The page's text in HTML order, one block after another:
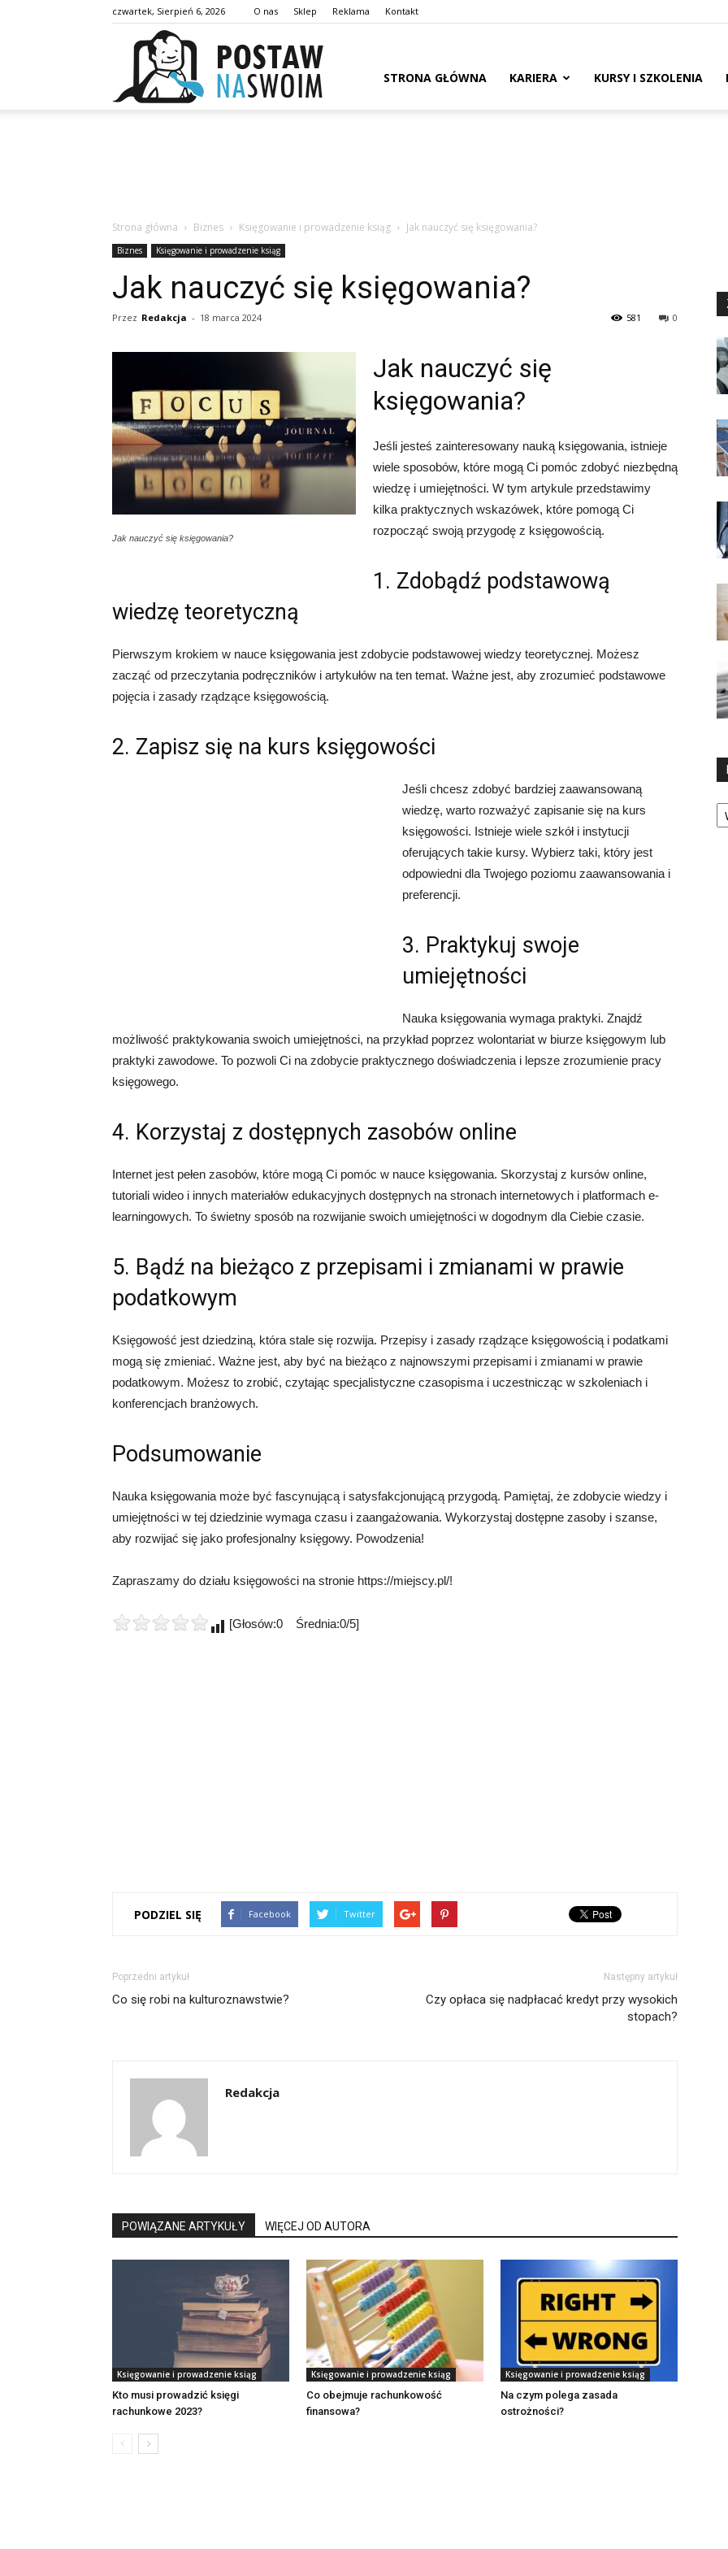
czwartek, Sierpień 6, 2026 O nas Sklep Reklama Kontakt
STRONA GŁÓWNA KARIERA KURSY I SZKOLENIA
Strona główna Biznes Księgowanie i prowadzenie ksiąg Jak nauczyć się księgowania?
Biznes Księgowanie i prowadzenie ksiąg
Jak nauczyć się księgowania?
Przez Redakcja - 18 marca 2024 0
581
Jak nauczyć się księgowania?
Jak nauczyć się
księgowania?
Jeśli jesteś zainteresowany nauką księgowania, istnieje
wiele sposobów, które mogą Ci pomóc zdobyć niezbędną
wiedzę i umiejętności. W tym artykule przedstawimy
kilka praktycznych wskazówek, które pomogą Ci
rozpocząć swoją przygodę z księgowością.
1. Zdobądź podstawową
wiedzę teoretyczną
Pierwszym krokiem w nauce księgowania jest zdobycie podstawowej wiedzy teoretycznej. Możesz
zacząć od przeczytania podręczników i artykułów na ten temat. Ważne jest, aby zrozumieć podstawowe
pojęcia i zasady rządzące księgowością.
2. Zapisz się na kurs księgowości
Jeśli chcesz zdobyć bardziej zaawansowaną
wiedzę, warto rozważyć zapisanie się na kurs
księgowości. Istnieje wiele szkół i instytucji
oferujących takie kursy. Wybierz taki, który jest
odpowiedni dla Twojego poziomu zaawansowania i
preferencji.
3. Praktykuj swoje
umiejętności
Nauka księgowania wymaga praktyki. Znajdź
możliwość praktykowania swoich umiejętności, na przykład poprzez wolontariat w biurze księgowym lub
praktyki zawodowe. To pozwoli Ci na zdobycie praktycznego doświadczenia i lepsze zrozumienie pracy
księgowego.
4. Korzystaj z dostępnych zasobów online
Internet jest pełen zasobów, które mogą Ci pomóc w nauce księgowania. Skorzystaj z kursów online,
tutoriali wideo i innych materiałów edukacyjnych dostępnych na stronach internetowych i platformach e-
learningowych. To świetny sposób na rozwijanie swoich umiejętności w dogodnym dla Ciebie czasie.
5. Bądź na bieżąco z przepisami i zmianami w prawie
podatkowym
Księgowość jest dziedziną, która stale się rozwija. Przepisy i zasady rządzące księgowością i podatkami
mogą się zmieniać. Ważne jest, aby być na bieżąco z najnowszymi przepisami i zmianami w prawie
podatkowym. Możesz to zrobić, czytając specjalistyczne czasopisma i uczestnicząc w szkoleniach i
konferencjach branżowych.
Podsumowanie
Nauka księgowania może być fascynującą i satysfakcjonującą przygodą. Pamiętaj, że zdobycie wiedzy i
umiejętności w tej dziedzinie wymaga czasu i zaangażowania. Wykorzystaj dostępne zasoby i szanse,
aby rozwijać się jako profesjonalny księgowy. Powodzenia!
Zapraszamy do działu księgowości na stronie https://miejscy.pl/!
[Głosów:0 Średnia:0/5]
PODZIEL SIĘ Facebook Twitter
Poprzedni artykuł
Co się robi na kulturoznawstwie?
Następny artykuł
Czy opłaca się nadpłacać kredyt przy wysokich
stopach?
Redakcja
POWIĄZANE ARTYKUŁY WIĘCEJ OD AUTORA
Księgowanie i prowadzenie ksiąg
Kto musi prowadzić księgi
rachunkowe 2023?
Księgowanie i prowadzenie ksiąg
Co obejmuje rachunkowość
finansowa?
Księgowanie i prowadzenie ksiąg
Na czym polega zasada
ostrożności?